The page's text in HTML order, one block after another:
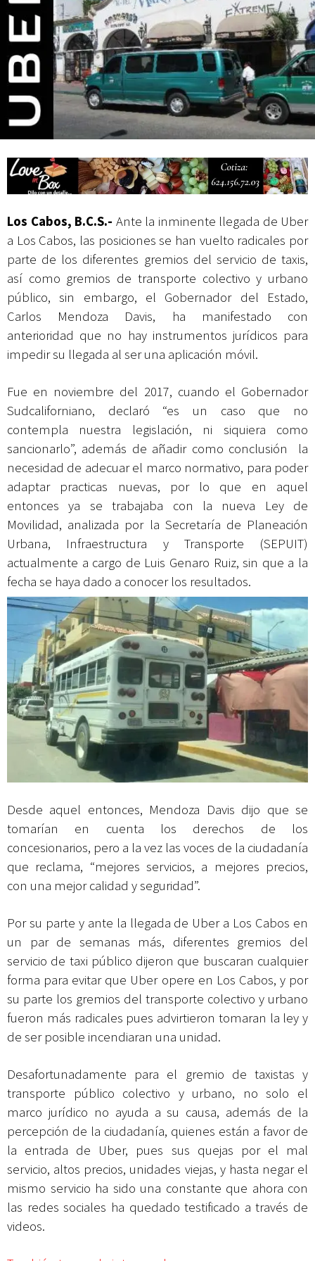
actividades de acceso libre
Los Cabos, B.C.S.- Ante la inminente llegada de Uber
a Los Cabos, las posiciones se han vuelto radicales por
parte de los diferentes gremios del servicio de taxis,
así como gremios de transporte colectivo y urbano
público, sin embargo, el Gobernador del Estado,
Carlos Mendoza Davis, ha manifestado con
anterioridad que no hay instrumentos jurídicos para
impedir su llegada al ser una aplicación móvil.
Fue en noviembre del 2017, cuando el Gobernador
Sudcaliforniano, declaró “es un caso que no
contempla nuestra legislación, ni siquiera como
sancionarlo”, además de añadir como conclusión la
necesidad de adecuar el marco normativo, para poder
adaptar practicas nuevas, por lo que en aquel
entonces ya se trabajaba con la nueva Ley de
Movilidad, analizada por la Secretaría de Planeación
Urbana, Infraestructura y Transporte (SEPUIT)
actualmente a cargo de Luis Genaro Ruiz, sin que a la
fecha se haya dado a conocer los resultados.
Desde aquel entonces, Mendoza Davis dijo que se
tomarían en cuenta los derechos de los
concesionarios, pero a la vez las voces de la ciudadanía
que reclama, “mejores servicios, a mejores precios,
con una mejor calidad y seguridad”.
Por su parte y ante la llegada de Uber a Los Cabos en
un par de semanas más, diferentes gremios del
servicio de taxi público dijeron que buscaran cualquier
forma para evitar que Uber opere en Los Cabos, y por
su parte los gremios del transporte colectivo y urbano
fueron más radicales pues advirtieron tomaran la ley y
de ser posible incendiaran una unidad.
Desafortunadamente para el gremio de taxistas y
transporte público colectivo y urbano, no solo el
marco jurídico no ayuda a su causa, además de la
percepción de la ciudadanía, quienes están a favor de
la entrada de Uber, pues sus quejas por el mal
servicio, altos precios, unidades viejas, y hasta negar el
mismo servicio ha sido una constante que ahora con
las redes sociales ha quedado testificado a través de
videos.